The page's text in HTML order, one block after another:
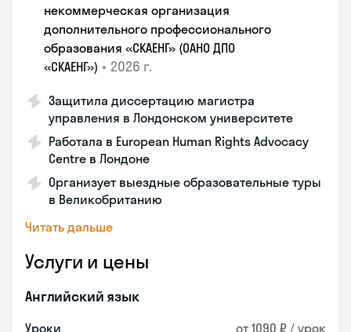
некоммерческая организация
дополнительного профессионального
образования «СКАЕНГ» (ОАНО ДПО
«СКАЕНГ») • 2026 г.
Защитила диссертацию магистра
управления в Лондонском университете
Работала в European Human Rights Advocacy
Centre в Лондоне
Организует выездные образовательные туры
в Великобританию
Читать дальше
Услуги и цены
Английский язык
Уроки от 1090 ₽ / урок